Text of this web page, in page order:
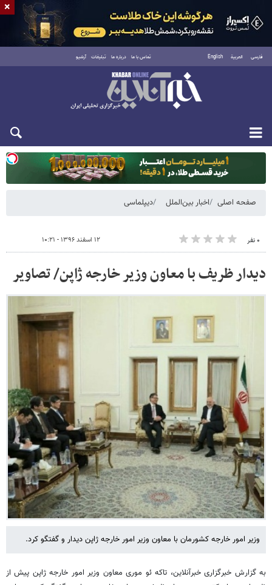
فارسی العربية English تماس با ما درباره ما تبلیغات آرشیو
دوشنبه ۱۹ مرداد ۱۴۰۵
صفحه اصلی اخبار بین‌الملل دیپلماسی
۰ نفر ۱۲ اسفند ۱۳۹۶ - ۱۰:۲۱
دیدار ظریف با معاون وزیر خارجه ژاپن/ تصاویر
وزیر امور خارجه کشورمان با معاون وزیر امور خارجه ژاپن دیدار و گفتگو کرد.
به گزارش خبرگزاری خبرآنلاین، تاکه ئو موری معاون وزیر امور خارجه ژاپن پیش از
×